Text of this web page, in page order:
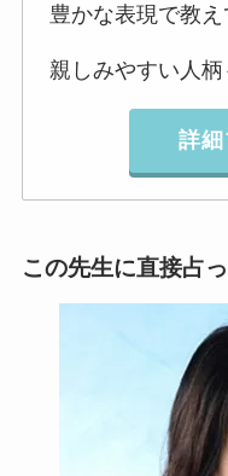
豊かな表現で教え
親しみやすい人柄
詳
この先生に直接占